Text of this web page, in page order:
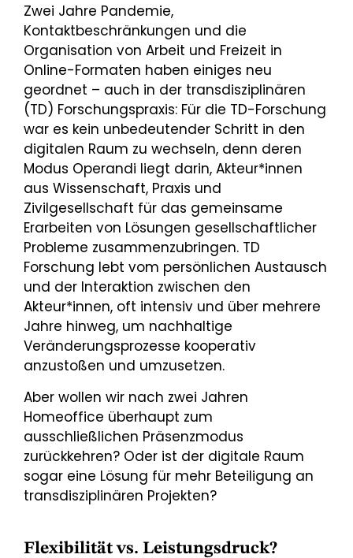
Zwei Jahre Pandemie,
Kontaktbeschränkungen und die
Organisation von Arbeit und Freizeit in
Online-Formaten haben einiges neu
geordnet – auch in der transdisziplinären
(TD) Forschungspraxis: Für die TD-Forschung
war es kein unbedeutender Schritt in den
digitalen Raum zu wechseln, denn deren
Modus Operandi liegt darin, Akteur*innen
aus Wissenschaft, Praxis und
Zivilgesellschaft für das gemeinsame
Erarbeiten von Lösungen gesellschaftlicher
Probleme zusammenzubringen. TD
Forschung lebt vom persönlichen Austausch
und der Interaktion zwischen den
Akteur*innen, oft intensiv und über mehrere
Jahre hinweg, um nachhaltige
Veränderungsprozesse kooperativ
anzustoßen und umzusetzen.
Aber wollen wir nach zwei Jahren
Homeoffice überhaupt zum
ausschließlichen Präsenzmodus
zurückkehren? Oder ist der digitale Raum
sogar eine Lösung für mehr Beteiligung an
transdisziplinären Projekten?
Flexibilität vs. Leistungsdruck?